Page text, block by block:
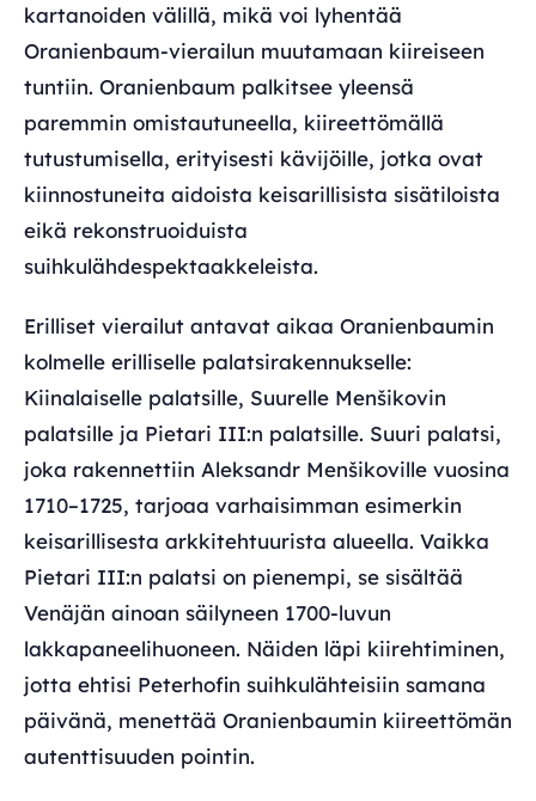
kartanoiden välillä, mikä voi lyhentää
Oranienbaum-vierailun muutamaan kiireiseen
tuntiin. Oranienbaum palkitsee yleensä
paremmin omistautuneella, kiireettömällä
tutustumisella, erityisesti kävijöille, jotka ovat
kiinnostuneita aidoista keisarillisista sisätiloista
eikä rekonstruoiduista
suihkulähdespektaakkeleista.
Erilliset vierailut antavat aikaa Oranienbaumin
kolmelle erilliselle palatsirakennukselle:
Kiinalaiselle palatsille, Suurelle Menšikovin
palatsille ja Pietari III:n palatsille. Suuri palatsi,
joka rakennettiin Aleksandr Menšikoville vuosina
1710–1725, tarjoaa varhaisimman esimerkin
keisarillisesta arkkitehtuurista alueella. Vaikka
Pietari III:n palatsi on pienempi, se sisältää
Venäjän ainoan säilyneen 1700-luvun
lakkapaneelihuoneen. Näiden läpi kiirehtiminen,
jotta ehtisi Peterhofin suihkulähteisiin samana
päivänä, menettää Oranienbaumin kiireettömän
autenttisuuden pointin.